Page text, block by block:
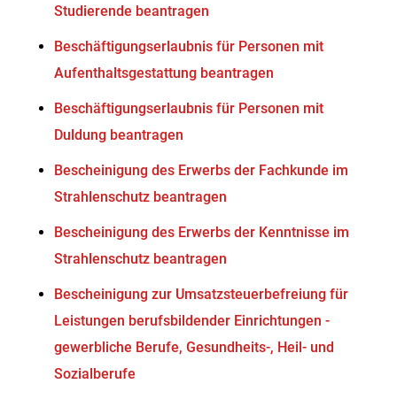
Studierende beantragen
Beschäftigungserlaubnis für Personen mit
Aufenthaltsgestattung beantragen
Beschäftigungserlaubnis für Personen mit
Duldung beantragen
Bescheinigung des Erwerbs der Fachkunde im
Strahlenschutz beantragen
Bescheinigung des Erwerbs der Kenntnisse im
Strahlenschutz beantragen
Bescheinigung zur Umsatzsteuerbefreiung für
Leistungen berufsbildender Einrichtungen -
gewerbliche Berufe, Gesundheits-, Heil- und
Sozialberufe